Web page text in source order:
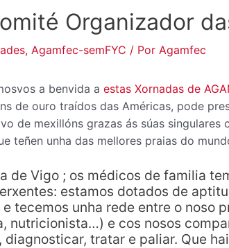
Organizador
, Agamfec-semFYC / Por Agamfec
a benvida a estas Xornadas de
de ouro traídos das Américas, pode
de mexillóns grazas ás súas
teñen unha das mellores praias do
de Vigo ; os médicos de familia
estamos dotados de
tecemos unha rede entre o noso
nutricionista…) e cos nosos
tratar e paliar. Que